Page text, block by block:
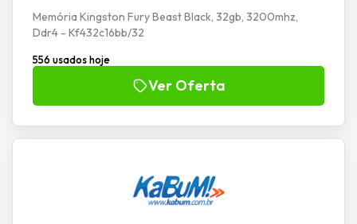
Memória Kingston Fury Beast Black, 32gb, 3200mhz,
Ddr4 - Kf432c16bb/32
556 usados hoje
Ver Oferta